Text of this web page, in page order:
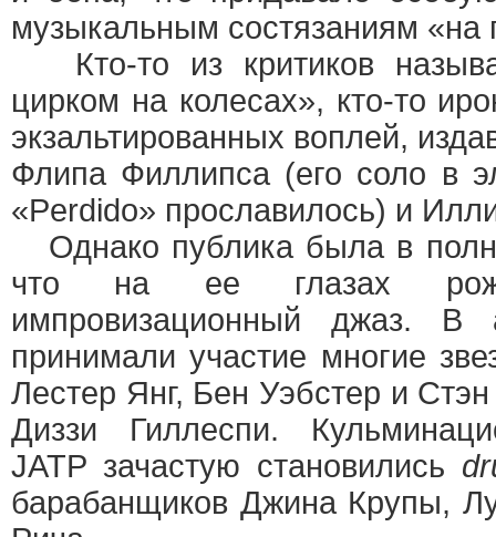
музыкальным состязаниям «на
Кто-то из критиков
цирком на колесах», кто-то
экзальтированных воплей,
Флипа Филлипса (его соло в
«Perdido» прославилось) и
Однако публика была в
что на ее глазах
импровизационный джаз. В
принимали участие многие
Лестер Янг, Бен Уэбстер и
Диззи Гиллеспи.
JATP зачастую становились
барабанщиков Джина Крупы,